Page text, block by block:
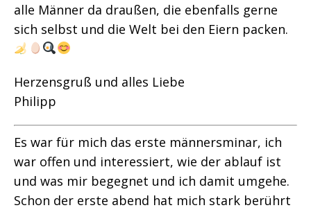
alle Männer da draußen, die ebenfalls gerne
sich selbst und die Welt bei den Eiern packen.
Herzensgruß und alles Liebe
Philipp
Es war für mich das erste männersminar, ich
war offen und interessiert, wie der ablauf ist
und was mir begegnet und ich damit umgehe.
Schon der erste abend hat mich stark berührt